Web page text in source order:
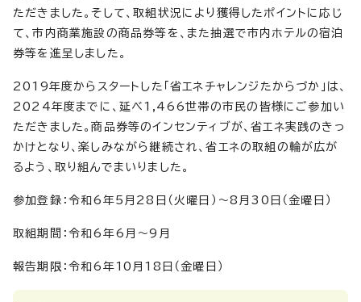
ただきました。そして、取組状況により獲得したポイントに応じ
て、市内商業施設の商品券等を、また抽選で市内ホテルの宿泊
券等を進呈しました。
2019年度からスタートした「省エネチャレンジたからづか」は、
2024年度までに、延べ1,466世帯の市民の皆様にご参加い
ただきました。商品券等のインセンティブが、省エネ実践のきっ
かけとなり、楽しみながら継続され、省エネの取組の輪が広が
るよう、取り組んでまいりました。
参加登録：令和6年5月28日（火曜日）～8月30日（金曜日）
取組期間：令和6年6月～9月
報告期限：令和6年10月18日（金曜日）